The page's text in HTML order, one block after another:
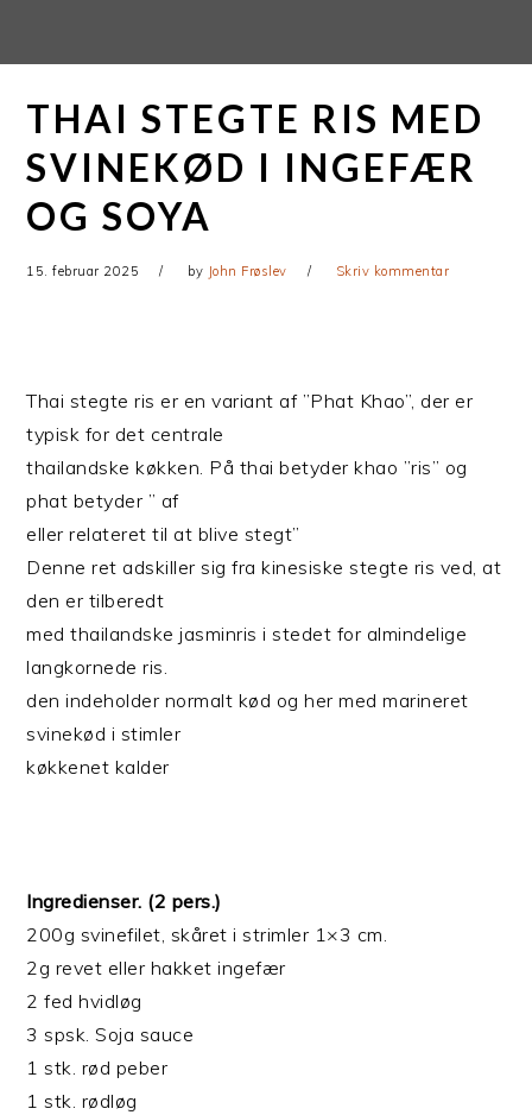
primær
navigation
THAI STEGTE RIS MED
SVINEKØD I INGEFÆR
OG SOYA
15. februar 2025 by John Frøslev Skriv kommentar
Thai stegte ris er en variant af ”Phat Khao”, der er
typisk for det centrale
thailandske køkken. På thai betyder khao ”ris” og
phat betyder ” af
eller relateret til at blive stegt”
Denne ret adskiller sig fra kinesiske stegte ris ved, at
den er tilberedt
med thailandske jasminris i stedet for almindelige
langkornede ris.
den indeholder normalt kød og her med marineret
svinekød i stimler
køkkenet kalder
Ingredienser. (2 pers.)
200g svinefilet, skåret i strimler 1×3 cm.
2g revet eller hakket ingefær
2 fed hvidløg
3 spsk. Soja sauce
1 stk. rød peber
1 stk. rødløg